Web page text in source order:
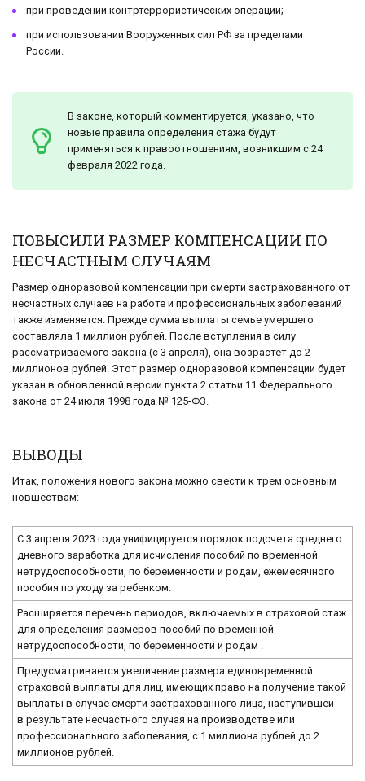
при проведении контртеррористических операций;
при использовании Вооруженных сил РФ за пределами
России.
В законе, который комментируется, указано, что
новые правила определения стажа будут
применяться к правоотношениям, возникшим с 24
февраля 2022 года.
ПОВЫСИЛИ РАЗМЕР КОМПЕНСАЦИИ ПО
НЕСЧАСТНЫМ СЛУЧАЯМ
Размер одноразовой компенсации при смерти застрахованного от
несчастных случаев на работе и профессиональных заболеваний
также изменяется. Прежде сумма выплаты семье умершего
составляла 1 миллион рублей. После вступления в силу
рассматриваемого закона (с 3 апреля), она возрастет до 2
миллионов рублей. Этот размер одноразовой компенсации будет
указан в обновленной версии пункта 2 статьи 11 Федерального
закона от 24 июля 1998 года № 125-ФЗ.
ВЫВОДЫ
Итак, положения нового закона можно свести к трем основным
новшествам:
С 3 апреля 2023 года унифицируется порядок подсчета среднего
дневного заработка для исчисления пособий по временной
нетрудоспособности, по беременности и родам, ежемесячного
пособия по уходу за ребенком.
Расширяется перечень периодов, включаемых в страховой стаж
для определения размеров пособий по временной
нетрудоспособности, по беременности и родам .
Предусматривается увеличение размера единовременной
страховой выплаты для лиц, имеющих право на получение такой
выплаты в случае смерти застрахованного лица, наступившей
в результате несчастного случая на производстве или
профессионального заболевания, с 1 миллиона рублей до 2
миллионов рублей.